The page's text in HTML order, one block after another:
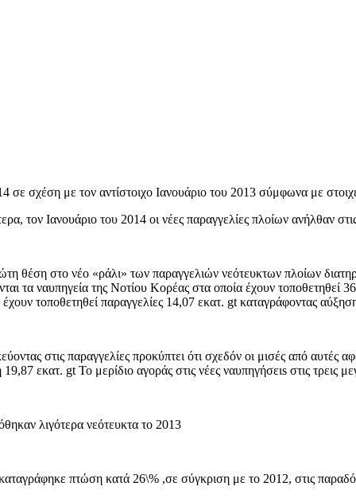
σε σχέση με τον αντίστοιχο Ιανουάριο του 2013 σύμφωνα με
τον Ιανουάριο του 2014 οι νέες παραγγελίες πλοίων ανήλθαν
θέση στο νέο «ράλι» των παραγγελιών νεότευκτων πλοίων
τα ναυπηγεία της Νοτίου Κορέας στα οποία έχουν
τοποθετηθεί παραγγελίες 14,07 εκατ. gt καταγράφοντας
στις παραγγελίες προκύπτει ότι σχεδόν οι μισές από
19,87 εκατ. gt Το μερίδιο αγοράς στις νέες ναυπηγήσειs στις τρεις
λιγότερα νεότευκτα το 2013
πτώση κατά 26\% ,σε σύγκριση με το 2012, στις